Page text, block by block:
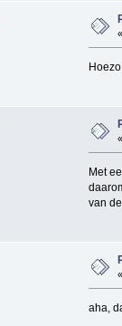
Met
van
aha,